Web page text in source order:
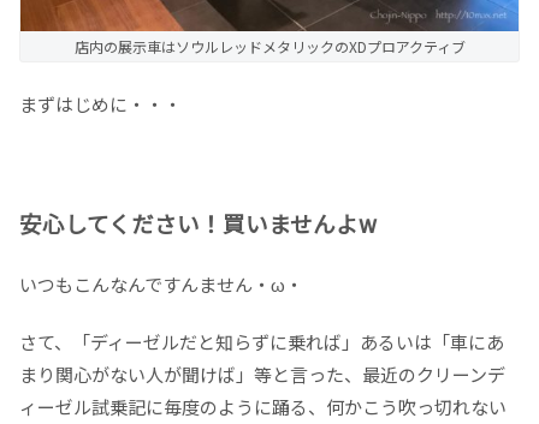
店内の展示車はソウルレッドメタリックのXDプロアクティブ
まずはじめに・・・
安心してください！買いませんよw
いつもこんなんですんません・ω・
さて、「ディーゼルだと知らずに乗れば」あるいは「車にあ
まり関心がない人が聞けば」等と言った、最近のクリーンデ
ィーゼル試乗記に毎度のように踊る、何かこう吹っ切れない